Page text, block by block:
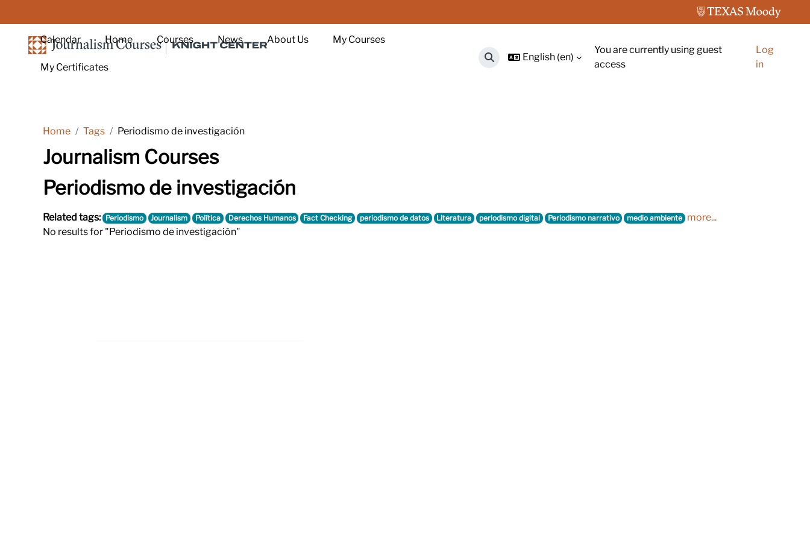
Calendar Home Courses News About Us My Courses
My Certificates Toggle search input
English ‎(en)‎
You are currently using guest
access
Log
in
Home Tags Periodismo de investigación
Journalism Courses
Periodismo de investigación
Related tags: Periodismo Journalism Política Derechos Humanos Fact Checking periodismo de datos Literatura periodismo digital Periodismo narrativo medio ambiente more...
No results for "Periodismo de investigación"